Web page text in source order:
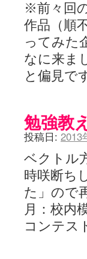
Saki-1 グラ
木と木と木 -
ヤンデレ・狂
迷子の坊や
私的素敵ジャ
麻雀自由帳 -
LAT. 39°20'
低姿勢ニワカ
Hinamado
咲ワン・neo[
何の変哲もな
咲-Saki-.長野
まったり咲
咲-Saki-カツ
百合っぽい
あかどる日
妥当麻雀界ブ
※前々回
作品（順
ってみた
なに来ま
と偏見で
勉強教
投稿日: 2013
ベクトル
時咲断ち
た」ので
月：校
コンテ